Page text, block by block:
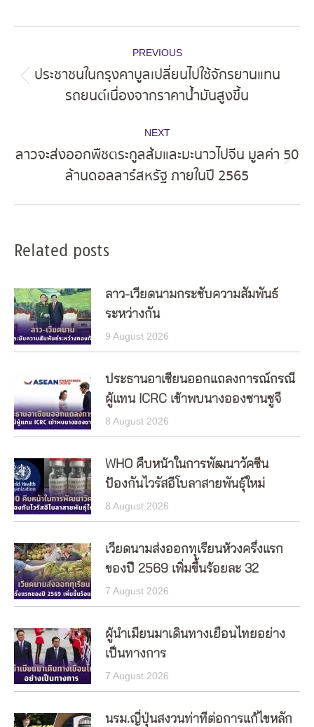
navigation
PREVIOUS
Previous
post:
ประชาชนในกรุงคาบูลเปลี่ยนไปใช้จักรยานแทน
รถยนต์เนื่องจากราคาน้ำมันสูงขึ้น
NEXT
post:
ลาวจะส่งออกพืชตระกูลส้มและมะนาวไปจีน มูลค่า 50
ล้านดอลลาร์สหรัฐ ภายในปี 2565
Related posts
ลาว-เวียดนามกระชับความสัมพันธ์
ระหว่างกัน
9 August 2026
ประธานอาเซียนออกแถลงการณ์กรณี
ผู้แทน ICRC เข้าพบนางอองซานซูจี
8 August 2026
WHO คืบหน้าในการพัฒนาวัคซีน
ป้องกันไวรัสอีโบลาสายพันธุ์ใหม่
8 August 2026
เวียดนามส่งออกทุเรียนห้วงครึ่งแรก
ของปี 2569 เพิ่มขึ้นร้อยละ 32
7 August 2026
ผู้นำเมียนมาเดินทางเยือนไทยอย่าง
เป็นทางการ
7 August 2026
นรม.ญี่ปุ่นสงวนท่าทีต่อการแก้ไขหลัก